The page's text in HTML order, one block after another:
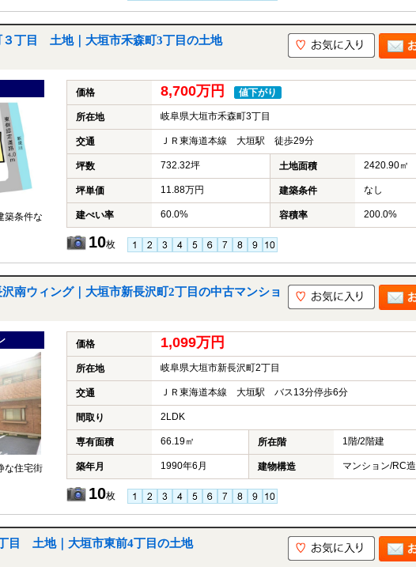
３丁目 土地｜大垣市禾森町3丁目の土地
築条件な
価格 8,700万円 値下がり
所在地 岐阜県大垣市禾森町3丁目
交通 ＪＲ東海道本線 大垣駅 徒歩29分
坪数 732.32坪 土地面積 2420.90㎡
坪単価 11.88万円 建築条件 なし
建ぺい率 60.0% 容積率 200.0%
10枚
南ウィング｜大垣市新長沢町2丁目の中古マンショ
な住宅街
価格 1,099万円
所在地 岐阜県大垣市新長沢町2丁目
交通 ＪＲ東海道本線 大垣駅 バス13分停歩6分
間取り 2LDK
専有面積 66.19㎡ 所在階 1階/2階建
築年月 1990年6月 建物構造 マンション/RC造
10枚
目 土地｜大垣市東前4丁目の土地